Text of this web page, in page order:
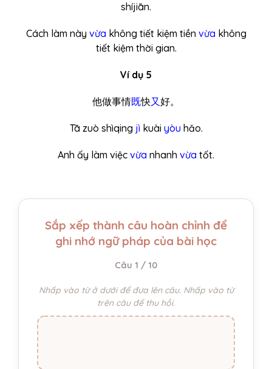
shíjiān.
Cách làm này vừa không tiết kiệm tiền vừa không
tiết kiệm thời gian.
Ví dụ 5
他做事情既快又好。
Tā zuò shìqing jì kuài yòu hǎo.
Anh ấy làm việc vừa nhanh vừa tốt.
Sắp xếp thành câu hoàn chỉnh để
ghi nhớ ngữ pháp của bài học
Câu 1 / 10
Nhấp vào từ ở dưới để đưa lên câu. Nhấp vào từ
trên câu để thu hồi.